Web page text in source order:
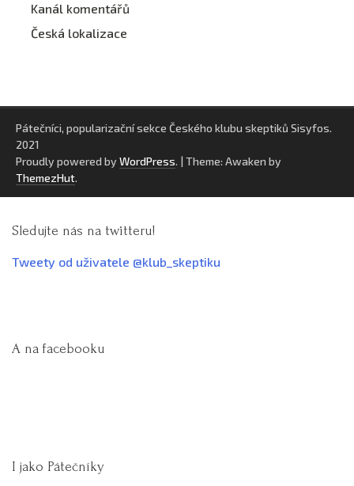
Kanál komentářů
Česká lokalizace
Pátečníci, popularizační sekce Českého klubu skeptiků Sisyfos.
2021
Proudly powered by WordPress. | Theme: Awaken by
ThemezHut.
Sledujte nás na twitteru!
Tweety od uživatele @klub_skeptiku
A na facebooku
I jako Pátečníky